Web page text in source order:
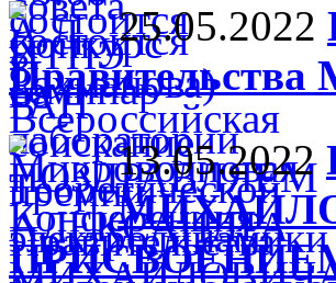
25.05.2022
Правительства
13.05.2022